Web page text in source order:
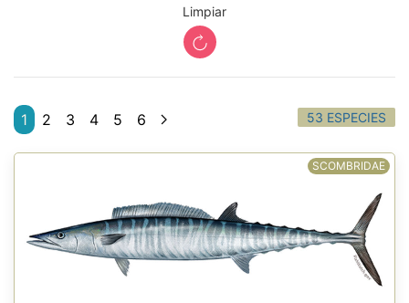
Limpiar
1 2 3 4 5 6 53 ESPECIES
SCOMBRIDAE